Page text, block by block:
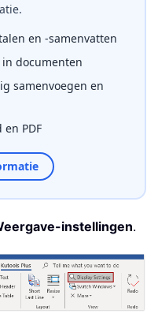
en -samenvatten
in documenten
samenvoegen en
PDF
instellingen.